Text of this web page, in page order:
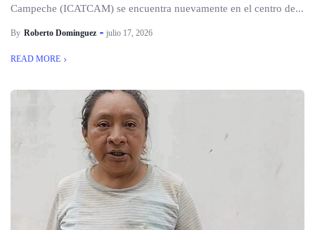
Campeche (ICATCAM) se encuentra nuevamente en el centro de...
By Roberto Dominguez julio 17, 2026
READ MORE